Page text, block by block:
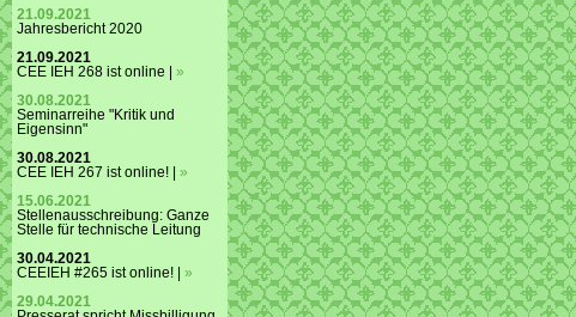
21.09.2021
Jahresbericht 2020
21.09.2021
CEE IEH 268 ist online | »
30.08.2021
Seminarreihe "Kritik und
Eigensinn"
30.08.2021
CEE IEH 267 ist online! | »
15.06.2021
Stellenausschreibung: Ganze
Stelle für technische Leitung
30.04.2021
CEEIEH #265 ist online! | »
29.04.2021